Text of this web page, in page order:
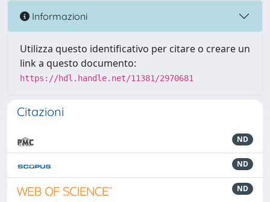
Informazioni
Utilizza questo identificativo per citare o creare un
link a questo documento:
https://hdl.handle.net/11381/2970681
Citazioni
ND
ND
ND